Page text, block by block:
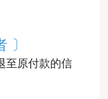
至原付款的信